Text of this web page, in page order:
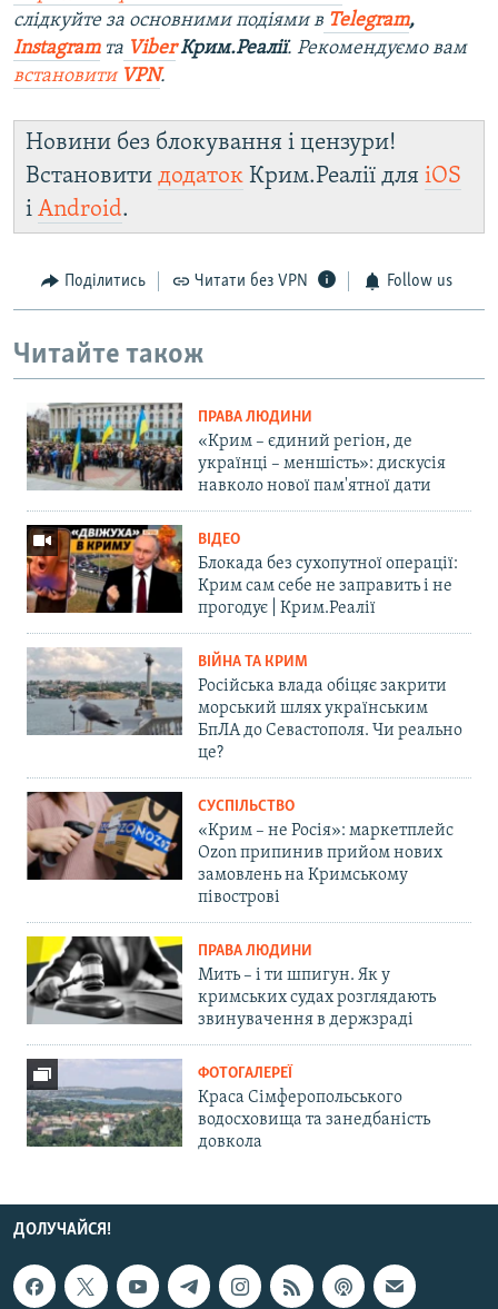
слідкуйте за основними подіями в Telegram,
Instagramта ViberКрим.Реалії. Рекомендуємо вам
встановити VPN.
Новини без блокування і цензури!
Встановити додаток Крим.Реалії для iOS
і Android.
Поділитись Читати без VPN Follow us
Читайте також
ПРАВА ЛЮДИНИ
«Крим – єдиний регіон, де
українці – меншість»: дискусія
навколо нової пам'ятної дати
ВІДЕО
Блокада без сухопутної операції:
Крим сам себе не заправить і не
прогодує | Крим.Реалії
ВІЙНА ТА КРИМ
Російська влада обіцяє закрити
морський шлях українським
БпЛА до Севастополя. Чи реально
це?
СУСПІЛЬСТВО
«Крим – не Росія»: маркетплейс
Ozon припинив прийом нових
замовлень на Кримському
півострові
ПРАВА ЛЮДИНИ
Мить – і ти шпигун. Як у
кримських судах розглядають
звинувачення в держзраді
ФОТОГАЛЕРЕЇ
Краса Сімферопольського
водосховища та занедбаність
довкола
ДОЛУЧАЙСЯ!